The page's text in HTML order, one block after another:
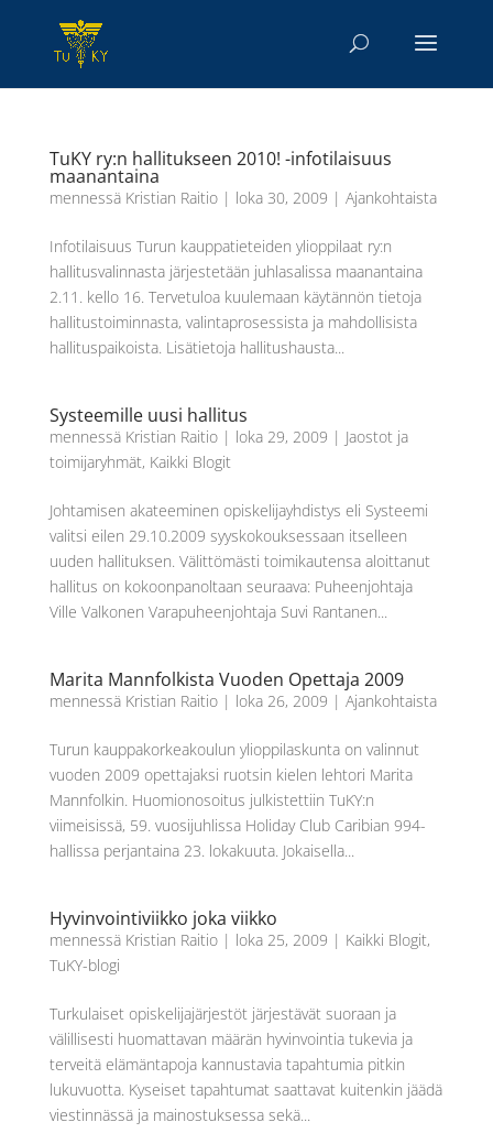
TuKY ry:n hallitukseen 2010! -infotilaisuus
maanantaina
mennessä Kristian Raitio| loka 30, 2009 | Ajankohtaista
Infotilaisuus Turun kauppatieteiden ylioppilaat ry:n
hallitusvalinnasta järjestetään juhlasalissa maanantaina
2.11. kello 16. Tervetuloa kuulemaan käytännön tietoja
hallitustoiminnasta, valintaprosessista ja mahdollisista
hallituspaikoista. Lisätietoja hallitushausta...
Systeemille uusi hallitus
mennessä Kristian Raitio| loka 29, 2009 | Jaostot ja
toimijaryhmät, Kaikki Blogit
Johtamisen akateeminen opiskelijayhdistys eli Systeemi
valitsi eilen 29.10.2009 syyskokouksessaan itselleen
uuden hallituksen. Välittömästi toimikautensa aloittanut
hallitus on kokoonpanoltaan seuraava: Puheenjohtaja
Ville Valkonen Varapuheenjohtaja Suvi Rantanen...
Marita Mannfolkista Vuoden Opettaja 2009
mennessä Kristian Raitio| loka 26, 2009 | Ajankohtaista
Turun kauppakorkeakoulun ylioppilaskunta on valinnut
vuoden 2009 opettajaksi ruotsin kielen lehtori Marita
Mannfolkin. Huomionosoitus julkistettiin TuKY:n
viimeisissä, 59. vuosijuhlissa Holiday Club Caribian 994-
hallissa perjantaina 23. lokakuuta. Jokaisella...
Hyvinvointiviikko joka viikko
mennessä Kristian Raitio| loka 25, 2009 | Kaikki Blogit,
TuKY-blogi
Turkulaiset opiskelijajärjestöt järjestävät suoraan ja
välillisesti huomattavan määrän hyvinvointia tukevia ja
terveitä elämäntapoja kannustavia tapahtumia pitkin
lukuvuotta. Kyseiset tapahtumat saattavat kuitenkin jäädä
viestinnässä ja mainostuksessa sekä...